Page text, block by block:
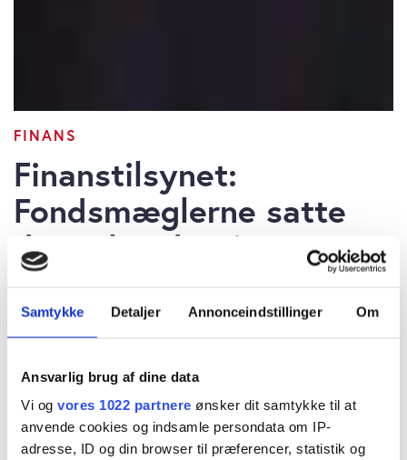
Samtykke Detaljer Annonceindstillinger Om
Ansvarlig brug af dine data
Vi og vores 1022 partnere ønsker dit samtykke til at
anvende cookies og indsamle persondata om IP-
adresse, ID og din browser til præferencer, statistik og
FINANS
Finanstilsynet:
Fondsmæglerne satte
deres kundepriser op
sidste år
Morten W. Langer
tirsdag 27. maj 2025 kl. 8:30